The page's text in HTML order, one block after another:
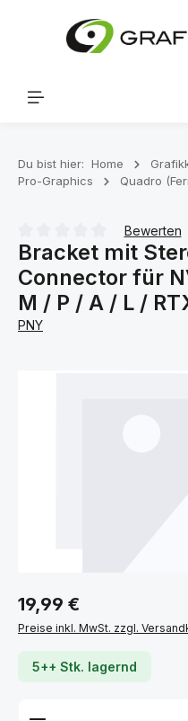
Zum Hauptinhalt springen
Du bist hier: Home
Pro-Graphics
Quadro
Durchschnittliche
Bewerten
Bracket mit
Connector für
M / P / A / L /
PNY
Regulärer Preis:
19,99 €
Preise inkl. MwSt. zzgl.
5++ Stk. lagernd
Produkt Anzahl: Gib